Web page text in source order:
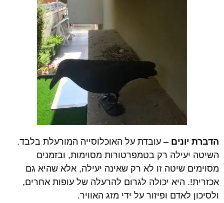
הדברת יונים – עובדת על האוכלוסייה המורעלת בלבד.
השיטה יעילה רק בטמפרטורות מסוימות, ובזמנים
מסוימים שיטה זו לא רק שאינה יעילה, אלא שהיא גם
אכזרית!. היא יכולה לגרום להרעלה של עופות אחרים,
ולסיכון לאדם ופיזור על ידי מזג האוויר.